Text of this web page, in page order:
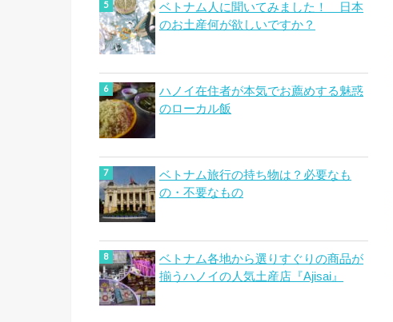
ベトナム人に聞いてみました！ 日本
のお土産何が欲しいですか？
ハノイ在住者が本気でお薦めする魅惑
のローカル飯
ベトナム旅行の持ち物は？必要なも
の・不要なもの
ベトナム各地から選りすぐりの商品が
揃うハノイの人気土産店『Ajisai』